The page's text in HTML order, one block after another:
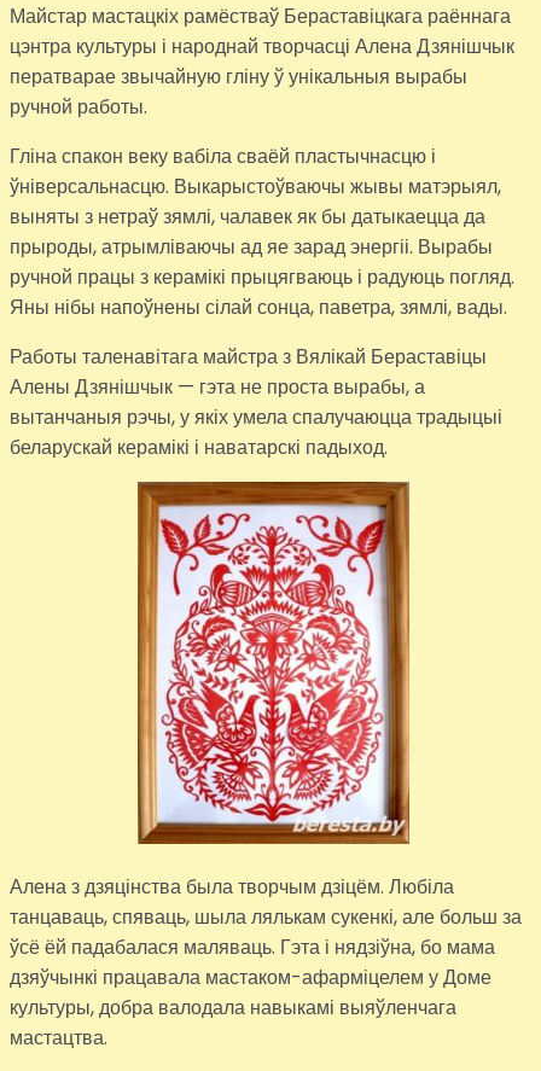
Майстар мастацкіх рамёстваў Бераставіцкага раённага
цэнтра культуры і народнай творчасці Алена Дзянішчык
ператварае звычайную гліну ў унікальныя вырабы
ручной работы.
Гліна спакон веку вабіла сваёй пластычнасцю і
ўніверсальнасцю. Выкарыстоўваючы жывы матэрыял,
выняты з нетраў зямлі, чалавек як бы датыкаецца да
прыроды, атрымліваючы ад яе зарад энергіі. Вырабы
ручной працы з керамікі прыцягваюць і радуюць погляд.
Яны нібы напоўнены сілай сонца, паветра, зямлі, вады.
Работы таленавітага майстра з Вялікай Бераставіцы
Алены Дзянішчык — гэта не проста вырабы, а
вытанчаныя рэчы, у якіх умела спалучаюцца традыцыі
беларускай керамікі і наватарскі падыход.
Алена з дзяцінства была творчым дзіцём. Любіла
танцаваць, спяваць, шыла лялькам сукенкі, але больш за
ўсё ёй падабалася маляваць. Гэта і нядзіўна, бо мама
дзяўчынкі працавала мастаком-афарміцелем у Доме
культуры, добра валодала навыкамі выяўленчага
мастацтва.